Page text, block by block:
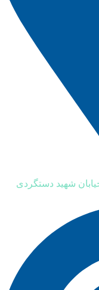
شهید دستگردی